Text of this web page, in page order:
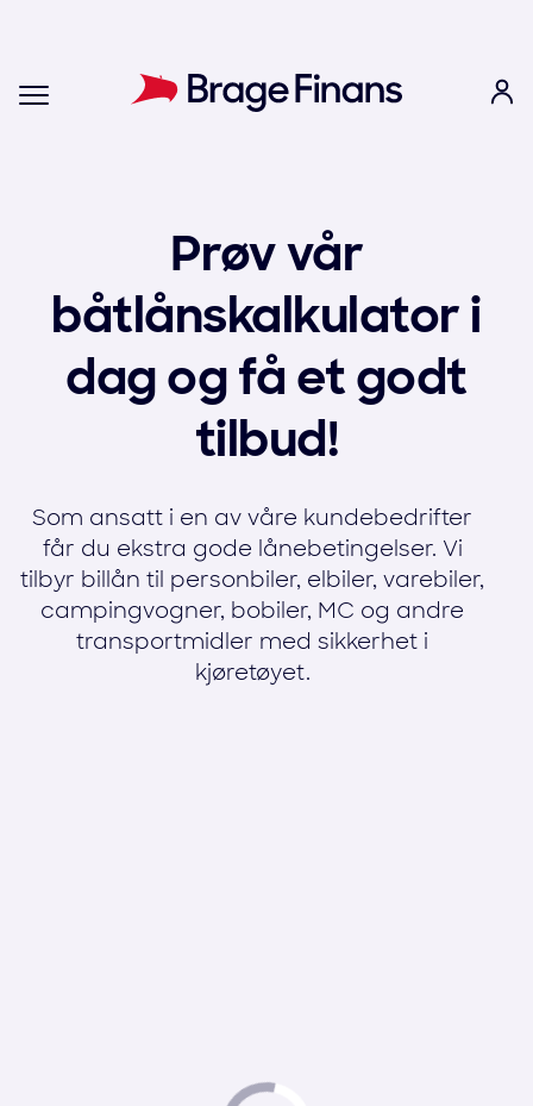
Prøv vår
båtlånskalkulator i
dag og få et godt
tilbud!
Som ansatt i en av våre kundebedrifter
får du ekstra gode lånebetingelser. Vi
tilbyr billån til personbiler, elbiler, varebiler,
campingvogner, bobiler, MC og andre
transportmidler med sikkerhet i
kjøretøyet.